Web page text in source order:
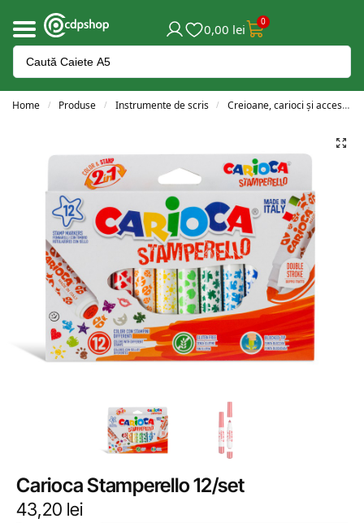
0,00 lei 0
Home / Produse / Instrumente de scris / Creioane, carioci și accesorii
Carioca Stamperello 12/set
43,20 lei